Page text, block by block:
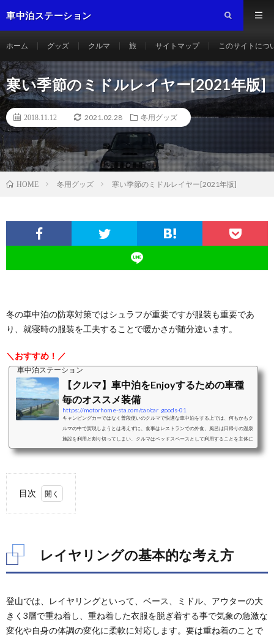
車中泊ステーション
ホーム グッズ クルマ 旅 サイトマップ このサイトにつ
寒い季節のミドルレイヤー[2021年版]
2018.11.12 2021.02.28 冬用グッズ
HOME 冬用グッズ 寒い季節のミドルレイヤー[2021年版]
冬の車中泊の防寒対策ではシュラフが重要ですが服装も重要であ
り、就寝時の服装を工夫することで暖かさが随分違います。
＼おすすめ！／
車中泊ステーション
【クルマ】車中泊をEnjoyするための車種
毎のオススメ装備
https://motorhome-sta.com/car/car_goods-01
キャンピングカーではなく普段使いのクルマで快適な車中泊をする上では、何もかもク
ルマの中で実現しようとは考えずに、食事はレストランでの外食、風呂は日帰りの温泉
施設を利用と割り切ってしまい、クルマはベッドスペースとして利用することを主体に
考えることをおすすめします。ベッドスペースとして利用することを考えた際の車中泊
り大人二人＋小さな子供一人程度...
目次
1.
本的
1.1.
ベース
レイヤリングの基本的な考え方
登山では、レイヤリングといって、ベース、ミドル、アウターの大
きく3層で重ね着し、重ね着した衣服を脱ぎ着する事で気象の急激な
変化や自身の体調の変化に柔軟に対応します。要は重ね着のことで